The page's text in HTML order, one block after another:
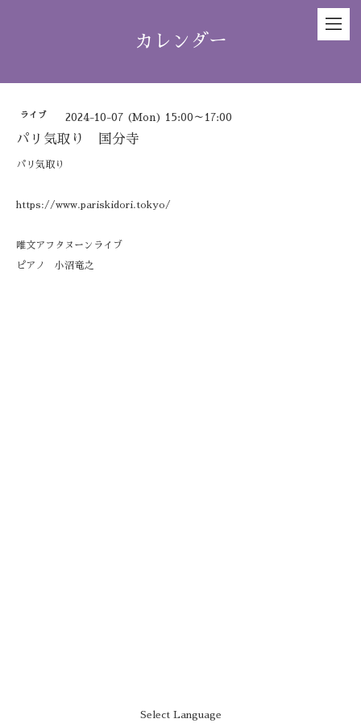
カレンダー
ライブ 2024-10-07 (Mon) 15:00～17:00
パリ気取り 国分寺
パリ気取り
https://www.pariskidori.tokyo/
唯文アフタヌーンライブ
ピアノ 小沼竜之
Select Language